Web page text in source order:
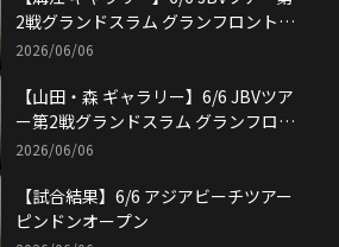
バレー,ビーチバレーボール部
関連記事
バレーボールツアー第5戦グランドス
ラム 横浜赤レンガ倉庫大会
2026/07/14